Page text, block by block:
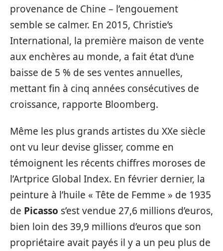
provenance de Chine – l’engouement
semble se calmer. En 2015, Christie’s
International, la première maison de vente
aux enchères au monde, a fait état d’une
baisse de 5 % de ses ventes annuelles,
mettant fin à cinq années consécutives de
croissance, rapporte Bloomberg.
Même les plus grands artistes du XXe siècle
ont vu leur devise glisser, comme en
témoignent les récents chiffres moroses de
l’Artprice Global Index. En février dernier, la
peinture à l’huile « Tête de Femme » de 1935
de Picasso s’est vendue 27,6 millions d’euros,
bien loin des 39,9 millions d’euros que son
propriétaire avait payés il y a un peu plus de